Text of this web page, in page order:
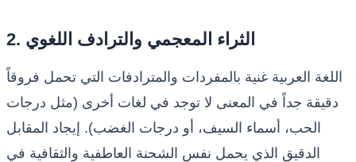
2. الثراء المعجمي والترادف اللغوي
اللغة العربية غنية بالمفردات والمترادفات التي تحمل فروقاً
دقيقة جداً في المعنى لا توجد في لغات أخرى (مثل درجات
الحب، أسماء السيف، أو درجات الغضب). إيجاد المقابل
الدقيق الذي يحمل نفس الشحنة العاطفية والثقافية في